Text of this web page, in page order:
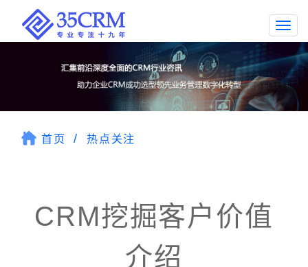
首页 热点关注
CRM挖掘客户价值
介绍